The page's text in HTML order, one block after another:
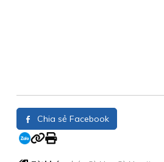
Chia sẻ Facebook